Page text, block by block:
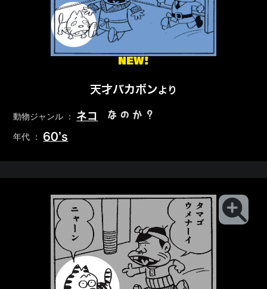
NEW!
天才バカボンより
動物ジャンル ： ネコ なのか？
年代 ： 60’s